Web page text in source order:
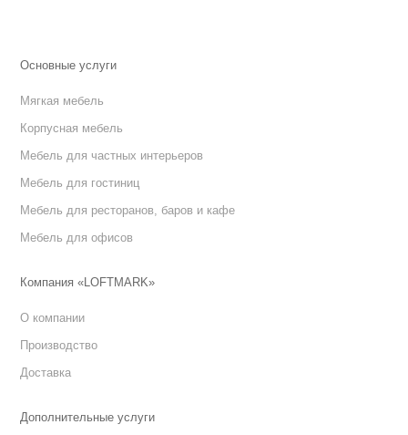
Основные услуги
Мягкая мебель
Корпусная мебель
Мебель для частных интерьеров
Мебель для гостиниц
Мебель для ресторанов, баров и кафе
Мебель для офисов
Компания «LOFTMARK»
О компании
Производство
Доставка
Дополнительные услуги